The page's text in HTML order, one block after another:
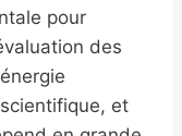
pour
des
et